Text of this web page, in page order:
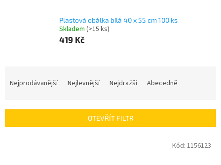
Plastová obálka bílá 40 x 55 cm 100 ks
Skladem (>15 ks)
419 Kč
í
Nejprodávanější Nejlevnější Nejdražší Abecedně
OTEVŘÍT FILTR
Kód: 1156123